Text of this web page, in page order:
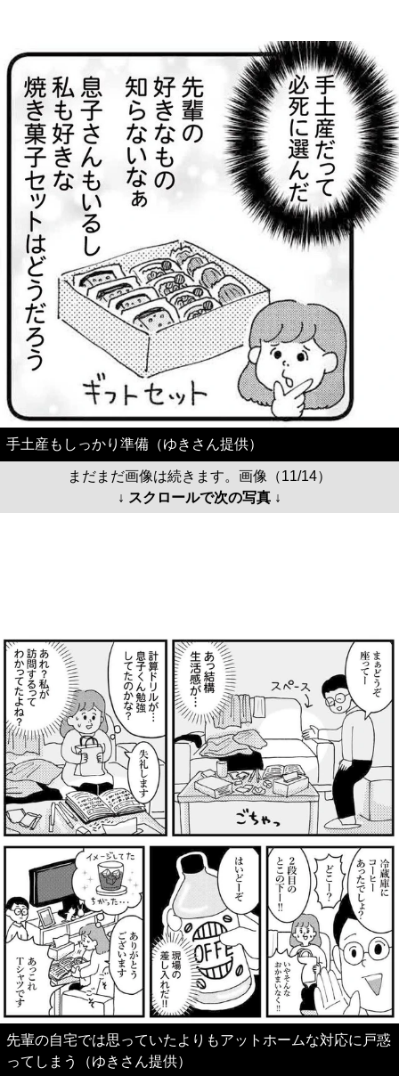
手土産もしっかり準備（ゆきさん提供）
まだまだ画像は続きます。画像（11/14）
↓ スクロールで次の写真 ↓
先輩の自宅では思っていたよりもアットホームな対応に戸惑
ってしまう（ゆきさん提供）